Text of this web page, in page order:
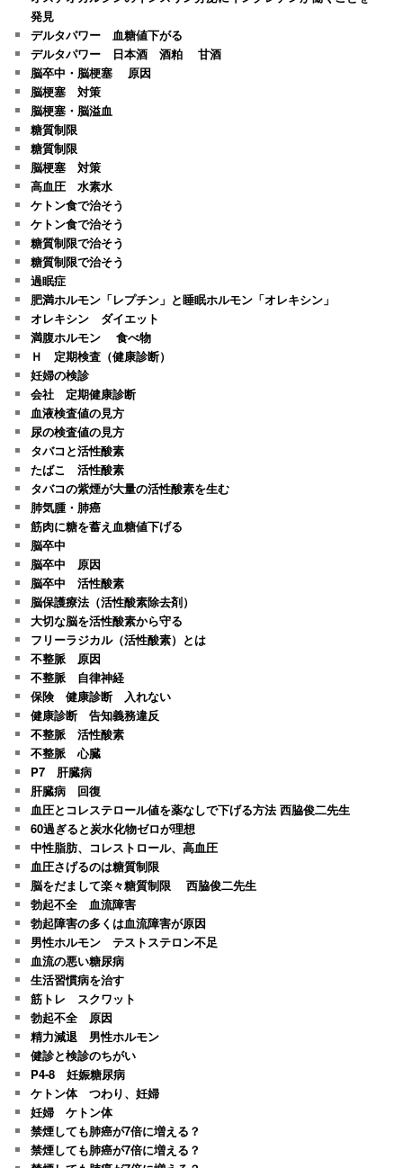
発見
デルタパワー 血糖値下がる
デルタパワー 日本酒 酒粕 甘酒
脳卒中・脳梗塞 原因
脳梗塞 対策
脳梗塞・脳溢血
糖質制限
糖質制限
脳梗塞 対策
高血圧 水素水
ケトン食で治そう
ケトン食で治そう
糖質制限で治そう
糖質制限で治そう
過眠症
肥満ホルモン「レプチン」と睡眠ホルモン「オレキシン」
オレキシン ダイエット
満腹ホルモン 食べ物
Ｈ 定期検査（健康診断）
妊婦の検診
会社 定期健康診断
血液検査値の見方
尿の検査値の見方
タバコと活性酸素
たばこ 活性酸素
タバコの紫煙が大量の活性酸素を生む
肺気腫・肺癌
筋肉に糖を蓄え血糖値下げる
脳卒中
脳卒中 原因
脳卒中 活性酸素
脳保護療法（活性酸素除去剤）
大切な脳を活性酸素から守る
フリーラジカル（活性酸素）とは
不整脈 原因
不整脈 自律神経
保険 健康診断 入れない
健康診断 告知義務違反
不整脈 活性酸素
不整脈 心臓
P7 肝臓病
肝臓病 回復
血圧とコレステロール値を薬なしで下げる方法 西脇俊二先生
60過ぎると炭水化物ゼロが理想
中性脂肪、コレストロール、高血圧
血圧さげるのは糖質制限
脳をだまして楽々糖質制限 西脇俊二先生
勃起不全 血流障害
勃起障害の多くは血流障害が原因
男性ホルモン テストステロン不足
血流の悪い糖尿病
生活習慣病を治す
筋トレ スクワット
勃起不全 原因
精力減退 男性ホルモン
健診と検診のちがい
P4-8 妊娠糖尿病
ケトン体 つわり、妊婦
妊婦 ケトン体
禁煙しても肺癌が7倍に増える？
禁煙しても肺癌が7倍に増える？